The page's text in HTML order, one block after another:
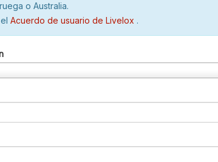
o Australia.
Acuerdo de usuario de Livelox .